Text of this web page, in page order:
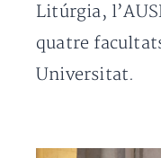
Litúrgia,
quatre
Universitat.